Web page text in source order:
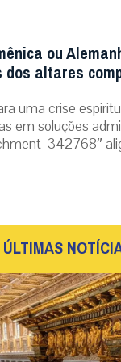
ou
altares
uma crise
em soluções
ÚLTIMAS